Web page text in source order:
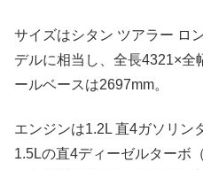
サイズはシタン ツアラー ロ
デルに相当し、全長4321×全
ールベースは2697mm。
エンジンは1.2L 直4ガソリン
1.5Lの直4ディーゼルターボ